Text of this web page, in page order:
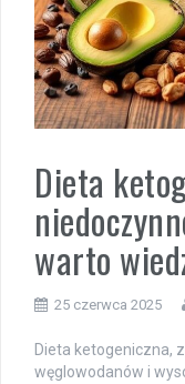
Dieta
warto
25 czerwca 2025
Dieta ketogeniczna,
węglowodanów i